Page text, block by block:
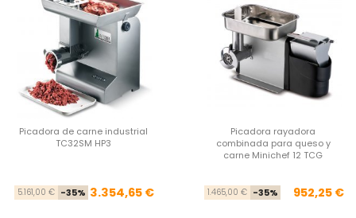
Picadora de carne industrial
TC32SM HP3
Precio base
5.161,00 € -35% Precio
3.354,65 €
Picadora rayadora
combinada para queso y
carne Minichef 12 TCG
1.465,00 € -35% 952,25 €